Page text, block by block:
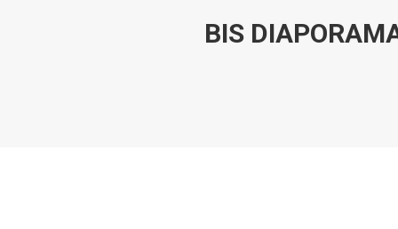
BIS